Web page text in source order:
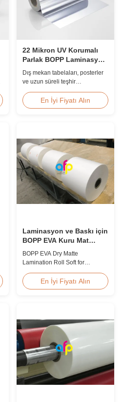
22 Mikron UV Korumalı
Parlak BOPP Laminasyon
Filmi Çizilmeye Dayanıklı
Dış mekan tabelaları, posterler
ve uzun süreli teşhir
dahili UV inhibitörlerine,
çizilmeye karşı dayanıklı sert
laminasyon filmi.
En İyi Fiyatı Alın
Laminasyon ve Baskı için
BOPP EVA Kuru Mat
Laminasyon Rulosu
Yumuşak
BOPP EVA Dry Matte
Lamination Roll Soft for
EVA Dry Matte Lamination Film
for Lamination and Printing
glue. The matte finishing is
usually double corona treated
with value up to 42 dynes, ...
En İyi Fiyatı Alın